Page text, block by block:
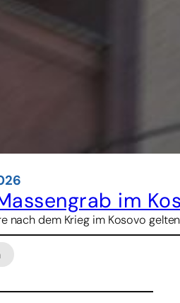
im
nach dem Krieg im Kosovo